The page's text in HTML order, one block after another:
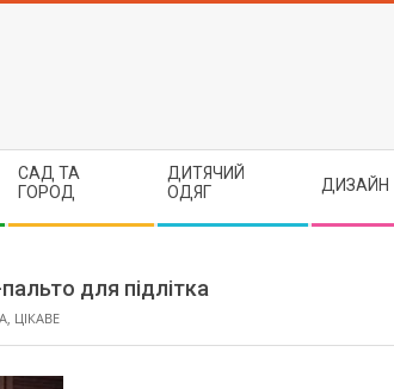
САД ТА
ГОРОД
ДИТЯЧИЙ
ОДЯГ
ДИЗАЙН
для підлітка
, ЦІКАВЕ